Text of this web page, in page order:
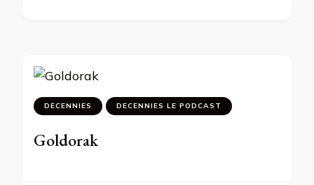
DECENNIES DECENNIES LE PODCAST
Goldorak